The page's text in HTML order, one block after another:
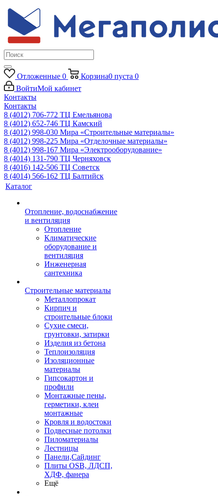
Отложенные 0 Корзина0 пуста 0
ВойтиМой кабинет
Контакты
Контакты
8 (4012) 706-772 ТЦ Емельянова
8 (4012) 652-746 ТЦ Камский
8 (4012) 998-030 Мира «Строительные материалы»
8 (4012) 998-225 Мира «Отделочные материалы»
8 (4012) 998-167 Мира «Электрооборудование»
8 (4014) 131-790 ТЦ Черняховск
8 (4016) 142-506 ТЦ Советск
8 (4014) 566-162 ТЦ Балтийск
Каталог
Отопление, водоснабжение
и вентиляция
Отопление
Климатические
оборудование и
вентиляция
Инженерная
сантехника
Строительные материалы
Металлопрокат
Кирпич и
строительные блоки
Сухие смеси,
грунтовки, затирки
Изделия из бетона
Теплоизоляция
Изоляционные
материалы
Гипсокартон и
профили
Монтажные пены,
герметики, клеи
монтажные
Кровля и водостоки
Подвесные потолки
Пиломатериалы
Лестницы
Панели,Сайдинг
Плиты OSB, ЛДСП,
ХДФ, фанера
Ещё